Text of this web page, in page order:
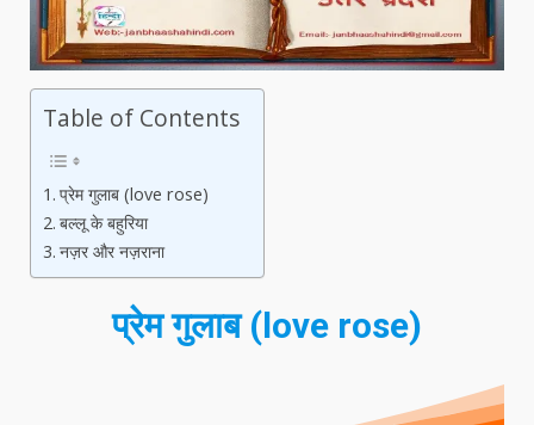
Table of Contents
प्रेम गुलाब (love rose)
बल्लू के बहुरिया
नज़र और नज़राना
प्रेम गुलाब (love rose)